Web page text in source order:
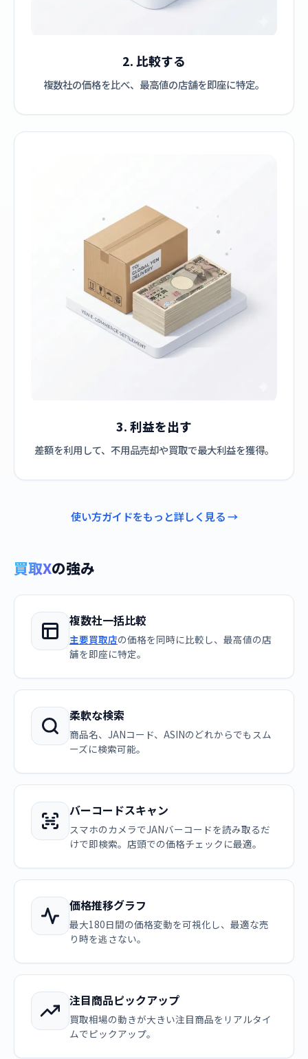
2. 比較する
複数社の価格を比べ、最高値の店舗を即座に特定。
3. 利益を出す
差額を利用して、不用品売却や買取で最大利益を獲得。
使い方ガイドをもっと詳しく見る →
買取Xの強み
複数社一括比較
主要買取店の価格を同時に比較し、最高値の店
舗を即座に特定。
柔軟な検索
商品名、JANコード、ASINのどれからでもスム
ーズに検索可能。
バーコードスキャン
スマホのカメラでJANバーコードを読み取るだ
けで即検索。店頭での価格チェックに最適。
価格推移グラフ
最大180日間の価格変動を可視化し、最適な売
り時を逃さない。
注目商品ピックアップ
買取相場の動きが大きい注目商品をリアルタイ
ムでピックアップ。